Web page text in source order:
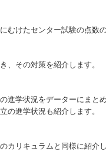
むけたセンター試験の点数
、 その対策を紹介します。
進学状況をデーターにまと
の進学状況も紹介します。
カリキュラムと同様に紹介